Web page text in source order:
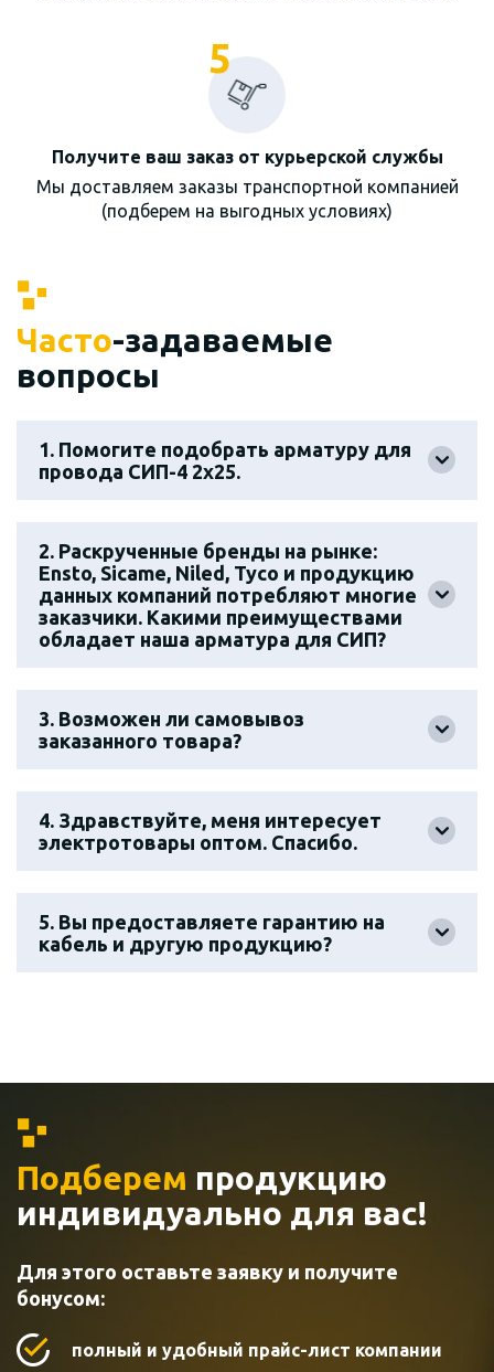
5
Получите ваш заказ от курьерской службы
Мы доставляем заказы транспортной компанией
(подберем на выгодных условиях)
Часто-задаваемые
вопросы
1. Помогите подобрать арматуру для
провода СИП-4 2х25.
2. Раскрученные бренды на рынке:
Ensto, Sicame, Niled, Tyco и продукцию
данных компаний потребляют многие
заказчики. Какими преимуществами
обладает наша арматура для СИП?
3. Возможен ли самовывоз
заказанного товара?
4. Здравствуйте, меня интересует
электротовары оптом. Спасибо.
5. Вы предоставляете гарантию на
кабель и другую продукцию?
Подберем продукцию
индивидуально для вас!
Для этого оставьте заявку и получите
бонусом:
полный и удобный прайс-лист компании